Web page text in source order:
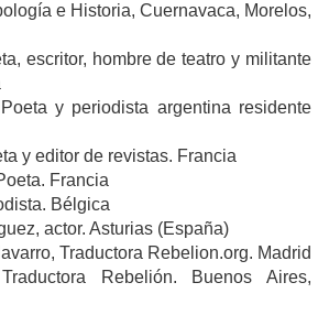
e Historia, Cuernavaca, Morelos,
escritor, hombre de teatro y militante
y periodista argentina residente
y editor de revistas. Francia
Francia
Bélgica
actor. Asturias (España)
Traductora Rebelion.org. Madrid
Rebelión. Buenos Aires,